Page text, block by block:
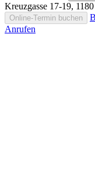
Kreuzgasse 17-19,
Online-Termin buchen
Anrufen